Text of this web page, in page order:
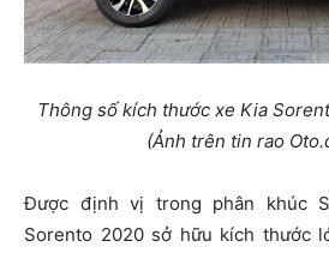
Thông số kích thước xe Kia
(Ảnh trên tin rao
Được định vị trong phân khúc
Sorento 2020 sở hữu kích thước